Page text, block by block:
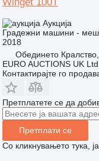
Аукција
Градежни машини -
2018
Обединето
EURO AUCTIONS UK Ltd
Контактирајте го
Претплатете се да
Претплати се
Со кликнувањето тука,